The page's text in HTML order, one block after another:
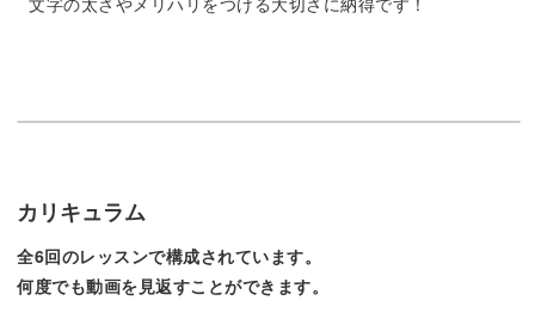
イラストが苦手でも大丈夫！
「絵はどうしても苦手…」という方も、今回のクラスでは
カリキュラム
全6回のレッスンで構成されています。
何度でも動画を見返すことができます。